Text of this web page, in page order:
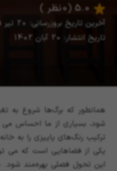
آخرین تاریخ بروزرسانی: 20 تیر 1405
تاریخ انتشار: 20 آبان 1402
(0 نظر )
همانطور که برگ‌ها شروع به
شود، بسیاری از ما احساس می
ترکیب رنگ‌های پاییزی را به
یکی از فضاهایی است که می
این تحول فصلی بهره‌مند شود.